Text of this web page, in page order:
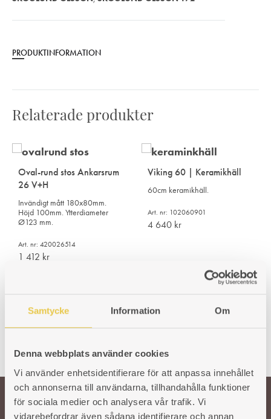
Samtycke Information Om
Denna webbplats använder cookies
Vi använder enhetsidentifierare för att anpassa innehållet
och annonserna till användarna, tillhandahålla funktioner
för sociala medier och analysera vår trafik. Vi
vidarebefordrar även sådana identifierare och annan
PRODUKTINFORMATION
Relaterade produkter
Oval-rund stos Ankarsrum
26 V+H
Invändigt mått 180x80mm.
Höjd 100mm. Ytterdiameter
Ø123 mm.
Art. nr: 420026514
1 412 kr
Viking 60 | Keramikhäll
60cm keramikhäll.
Art. nr: 102060901
4 640 kr